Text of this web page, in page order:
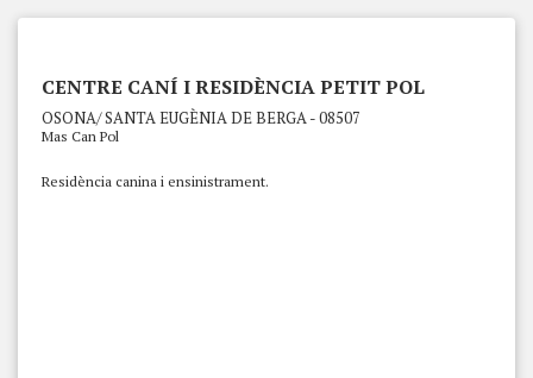
CENTRE CANÍ I RESIDÈNCIA PETIT POL
OSONA/ SANTA EUGÈNIA DE BERGA - 08507
Mas Can Pol
Residència canina i ensinistrament.